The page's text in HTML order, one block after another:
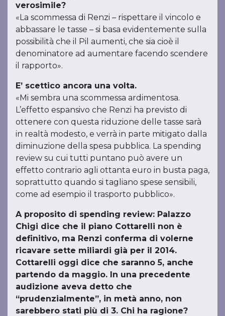
verosimile?
«La scommessa di Renzi – rispettare il vincolo e
abbassare le tasse – si basa evidentemente sulla
possibilità che il Pil aumenti, che sia cioè il
denominatore ad aumentare facendo scendere
il rapporto».
E’ scettico ancora una volta.
«Mi sembra una scommessa ardimentosa.
L’effetto espansivo che Renzi ha previsto di
ottenere con questa riduzione delle tasse sarà
in realtà modesto, e verrà in parte mitigato dalla
diminuzione della spesa pubblica. La spending
review su cui tutti puntano può avere un
effetto contrario agli ottanta euro in busta paga,
soprattutto quando si tagliano spese sensibili,
come ad esempio il trasporto pubblico».
A proposito di spending review: Palazzo
Chigi dice che il piano Cottarelli non è
definitivo, ma Renzi conferma di volerne
ricavare sette miliardi già per il 2014.
Cottarelli oggi dice che saranno 5, anche
partendo da maggio. In una precedente
audizione aveva detto che
“prudenzialmente”, in metà anno, non
sarebbero stati più di 3. Chi ha ragione?